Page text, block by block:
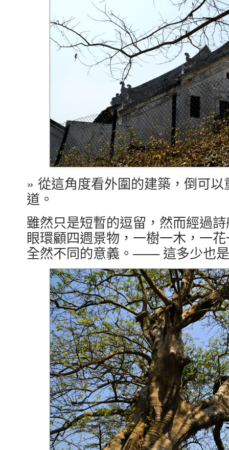
» 從這角度看外圍的建築，倒可
道。
雖然只是短暫的逗留，然而經過
眼環顧四週景物，一樹一木，一
全然不同的意義。—— 這多少也